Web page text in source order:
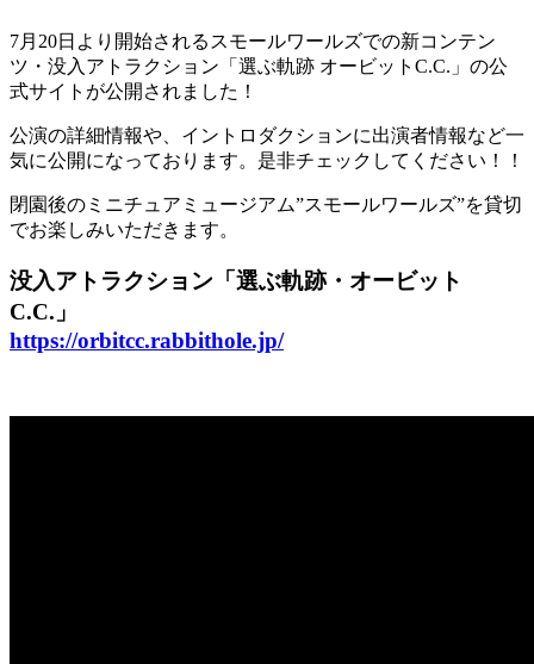
7月20日より開始されるスモールワールズでの新コンテン
ツ・没入アトラクション「選ぶ軌跡 オービットC.C.」の公
式サイトが公開されました！
公演の詳細情報や、イントロダクションに出演者情報など一
気に公開になっております。是非チェックしてください！！
閉園後のミニチュアミュージアム”スモールワールズ”を貸切
でお楽しみいただきます。
没入アトラクション「選ぶ軌跡・オービット
C.C.」
https://orbitcc.rabbithole.jp/